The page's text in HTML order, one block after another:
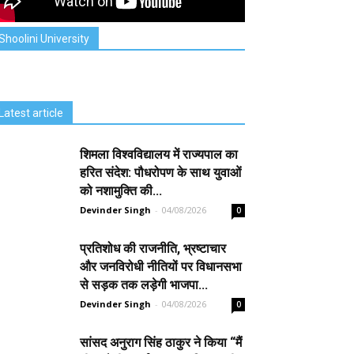
University
article
शिमला विश्वविद्यालय में राज्यपाल का
हरित संदेश: पौधरोपण के साथ युवाओं
को नशामुक्ति की...
Devinder Singh - 04/08/2026 0
प्रतिशोध की राजनीति, भ्रष्टाचार
और जनविरोधी नीतियों पर विधानसभा
से सड़क तक लड़ेगी भाजपा...
Devinder Singh - 04/08/2026 0
सांसद अनुराग सिंह ठाकुर ने किया “मैं